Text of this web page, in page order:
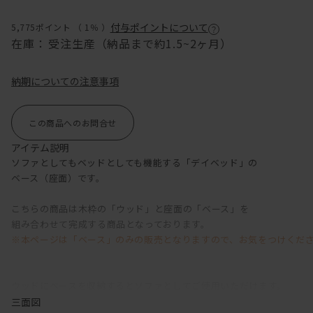
5,775ポイント （ 1％ ） 付与ポイントについて
在庫： 受注生産（納品まで約1.5~2ヶ月）
納期についての注意事項
この商品へのお問合せ
アイテム説明
ソファとしてもベッドとしても機能する「デイベッド」の
ベース（座面）です。
こちらの商品は木枠の「ウッド」と座面の「ベース」を
※本ページは「ベース」のみの販売となりますので、お気をつけくだ
また、別売りのバッククッションをご利用いただくと、
三面図